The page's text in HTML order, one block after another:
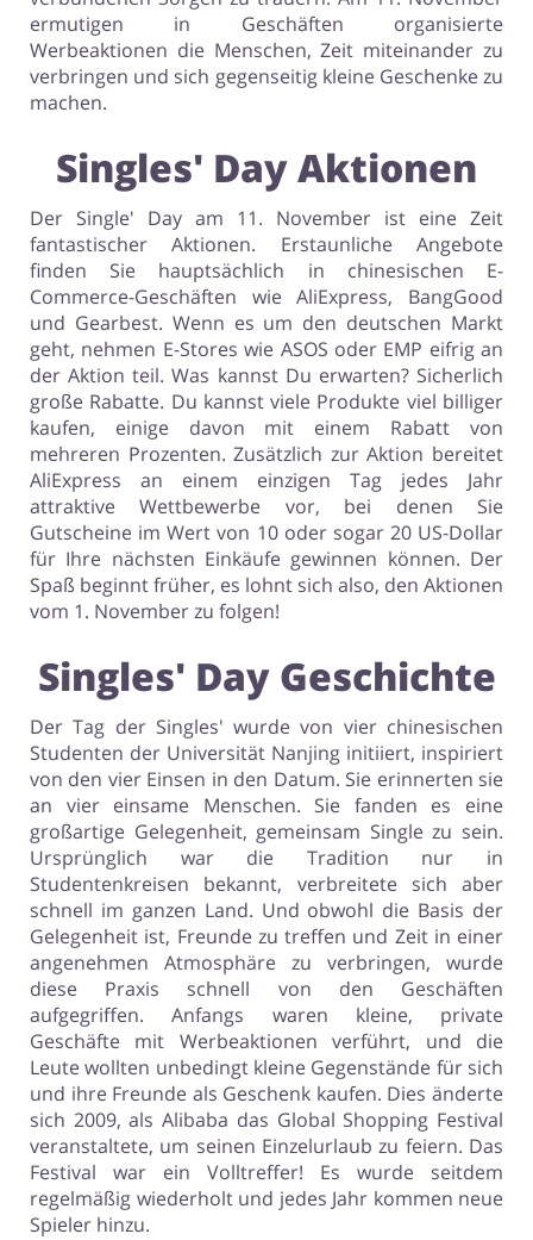
ermutigen in Geschäften organisierte
Werbeaktionen die Menschen, Zeit miteinander zu
verbringen und sich gegenseitig kleine Geschenke zu
machen.
Singles' Day Aktionen
Der Single' Day am 11. November ist eine Zeit
fantastischer Aktionen. Erstaunliche Angebote
finden Sie hauptsächlich in chinesischen E-
Commerce-Geschäften wie AliExpress, BangGood
und Gearbest. Wenn es um den deutschen Markt
geht, nehmen E-Stores wie ASOS oder EMP eifrig an
der Aktion teil. Was kannst Du erwarten? Sicherlich
große Rabatte. Du kannst viele Produkte viel billiger
kaufen, einige davon mit einem Rabatt von
mehreren Prozenten. Zusätzlich zur Aktion bereitet
AliExpress an einem einzigen Tag jedes Jahr
attraktive Wettbewerbe vor, bei denen Sie
Gutscheine im Wert von 10 oder sogar 20 US-Dollar
für Ihre nächsten Einkäufe gewinnen können. Der
Spaß beginnt früher, es lohnt sich also, den Aktionen
vom 1. November zu folgen!
Singles' Day Geschichte
Der Tag der Singles' wurde von vier chinesischen
Studenten der Universität Nanjing initiiert, inspiriert
von den vier Einsen in den Datum. Sie erinnerten sie
an vier einsame Menschen. Sie fanden es eine
großartige Gelegenheit, gemeinsam Single zu sein.
Ursprünglich war die Tradition nur in
Studentenkreisen bekannt, verbreitete sich aber
schnell im ganzen Land. Und obwohl die Basis der
Gelegenheit ist, Freunde zu treffen und Zeit in einer
angenehmen Atmosphäre zu verbringen, wurde
diese Praxis schnell von den Geschäften
aufgegriffen. Anfangs waren kleine, private
Geschäfte mit Werbeaktionen verführt, und die
Leute wollten unbedingt kleine Gegenstände für sich
und ihre Freunde als Geschenk kaufen. Dies änderte
sich 2009, als Alibaba das Global Shopping Festival
veranstaltete, um seinen Einzelurlaub zu feiern. Das
Festival war ein Volltreffer! Es wurde seitdem
regelmäßig wiederholt und jedes Jahr kommen neue
Spieler hinzu.